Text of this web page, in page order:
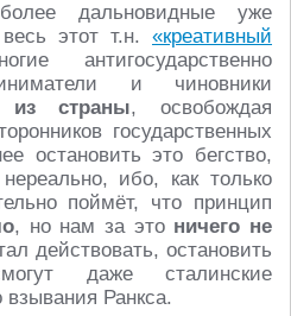
дальновидные уже
этот т.н. «креативный
и чиновники
из страны, освобождая
государственных
остановить это бегство,
ибо, как только
поймёт, что принцип
, но нам за это ничего не
действовать, остановить
даже сталинские
взывания Ранкса.